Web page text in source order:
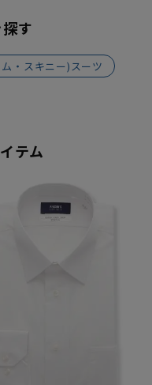
す
・スキニー)スーツ
テム